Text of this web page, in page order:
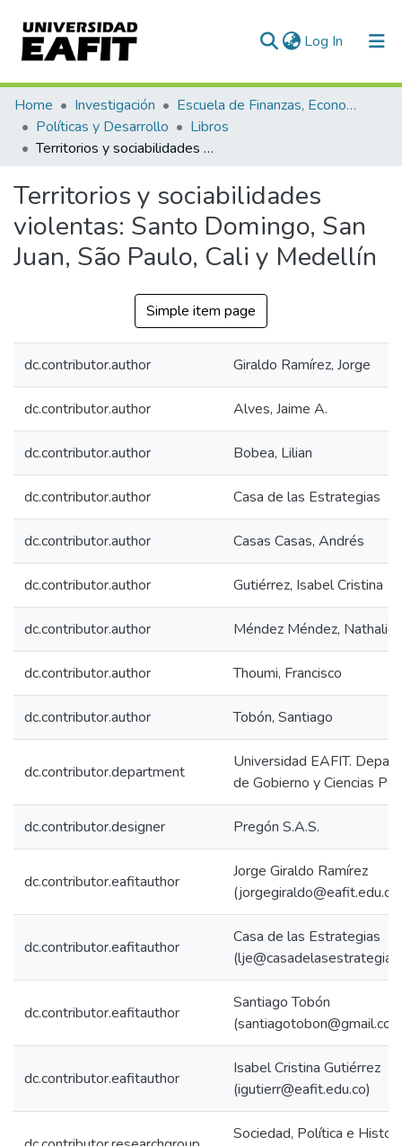
Log In (current)
Communities & Collections
All of DSpace
Home Investigación
Escuela de Finanzas, Economía y Gobierno
Políticas y Desarrollo
Libros
Territorios y sociabilidades violentas: Santo Domingo, San Juan, São Paulo, Cali y Medellín
Territorios y sociabilidades
violentas: Santo Domingo, San
Juan, São Paulo, Cali y Medellín
Simple item page
dc.contributor.author Giraldo Ramírez, Jorge
dc.contributor.author Alves, Jaime A.
dc.contributor.author Bobea, Lilian
dc.contributor.author Casa de las Estrategias
dc.contributor.author Casas Casas, Andrés
dc.contributor.author Gutiérrez, Isabel Cristina
dc.contributor.author Méndez Méndez, Nathalie
dc.contributor.author Thoumi, Francisco
dc.contributor.author Tobón, Santiago
dc.contributor.department
Universidad EAFIT.
de Gobierno y Ciencias
dc.contributor.designer Pregón S.A.S.
dc.contributor.eafitauthor
Jorge Giraldo Ramírez
(jorgegiraldo@eafit.edu.co)
dc.contributor.eafitauthor
Casa de las Estrategias
dc.contributor.eafitauthor
Santiago Tobón
dc.contributor.eafitauthor
Isabel Cristina Gutiérrez
(igutierr@eafit.edu.co)
Sociedad, Política e